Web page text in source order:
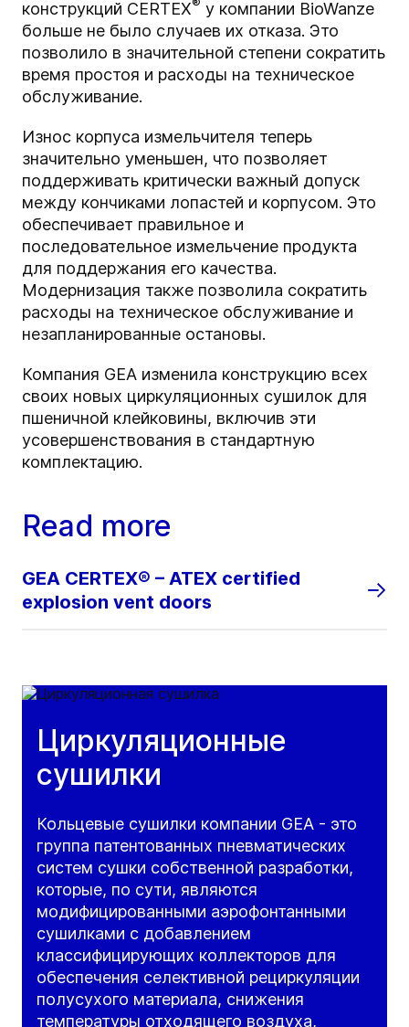
конструкций CERTEX® у компании BioWanze
больше не было случаев их отказа. Это
позволило в значительной степени сократить
время простоя и расходы на техническое
обслуживание.
Износ корпуса измельчителя теперь
значительно уменьшен, что позволяет
поддерживать критически важный допуск
между кончиками лопастей и корпусом. Это
обеспечивает правильное и
последовательное измельчение продукта
для поддержания его качества.
Модернизация также позволила сократить
расходы на техническое обслуживание и
незапланированные остановы.
Компания GEA изменила конструкцию всех
своих новых циркуляционных сушилок для
пшеничной клейковины, включив эти
усовершенствования в стандартную
комплектацию.
Read more
GEA CERTEX® – ATEX certified
explosion vent doors
Циркуляционные
сушилки
Кольцевые сушилки компании GEA - это
группа патентованных пневматических
систем сушки собственной разработки,
которые, по сути, являются
модифицированными аэрофонтанными
сушилками с добавлением
классифицирующих коллекторов для
обеспечения селективной рециркуляции
полусухого материала, снижения
температуры отходящего воздуха,